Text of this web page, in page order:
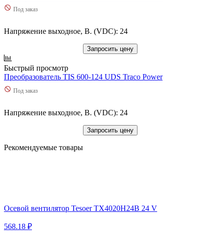
Под заказ
Напряжение выходное, В. (VDC): 24
Запросить цену
Быстрый просмотр
Преобразователь TIS 600-124 UDS Traco Power
Под заказ
Напряжение выходное, В. (VDC): 24
Запросить цену
Рекомендуемые товары
Осевой вентилятор Tesoer TX4020H24B 24 V
568.18 ₽